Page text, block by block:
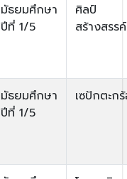
มัธยมศึกษา
ปีที่ 1/5
ศิลป์
สร้างสรรค์
มัธยมศึกษา
ปีที่ 1/5
เซปักตะก